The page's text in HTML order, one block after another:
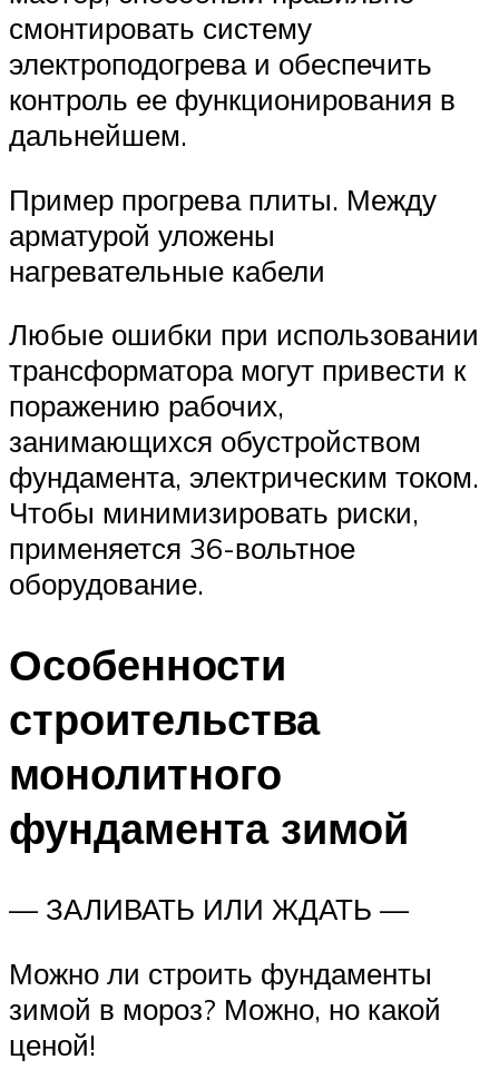
смонтировать систему
электроподогрева и обеспечить
контроль ее функционирования в
дальнейшем.
Пример прогрева плиты. Между
арматурой уложены
нагревательные кабели
Любые ошибки при использовании
трансформатора могут привести к
поражению рабочих,
занимающихся обустройством
фундамента, электрическим током.
Чтобы минимизировать риски,
применяется 36-вольтное
оборудование.
Особенности
строительства
монолитного
фундамента зимой
— ЗАЛИВАТЬ ИЛИ ЖДАТЬ —
Можно ли строить фундаменты
зимой в мороз? Можно, но какой
ценой!